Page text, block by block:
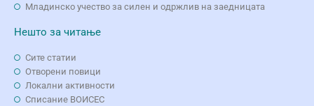
Младинско учество за силен и одржлив на заедницата
Нешто за читање
Сите статии
Отворени повици
Локални активности
Списание ВОИСЕС